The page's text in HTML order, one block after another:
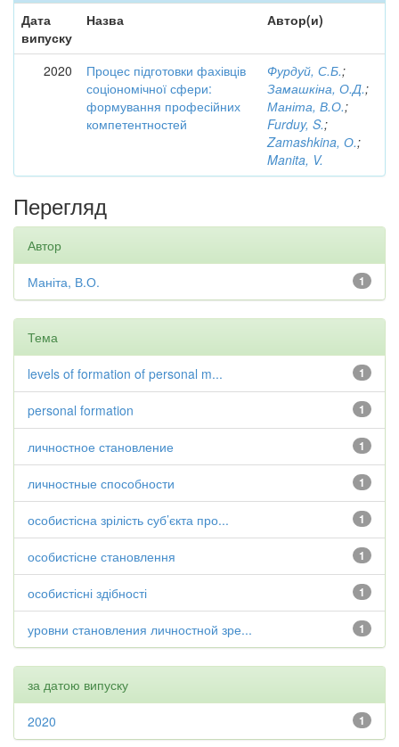
Дата
випуску
Назва Автор(и)
2020
Процес підготовки фахівців
соціономічної сфери:
формування професійних
компетентностей
Фурдуй, С.Б.;
Замашкіна, О.Д.;
Маніта, В.О.;
Furduy, S.;
Zamashkina, О.;
Manita, V.
Перегляд
Автор
1
Маніта, В.О.
Тема
1
levels of formation of personal m...
1
personal formation
1
личностное становление
1
личностные способности
1
особистісна зрілість суб’єкта про...
1
особистісне становлення
1
особистісні здібності
1
уровни становления личностной зре...
за датою випуску
1
2020